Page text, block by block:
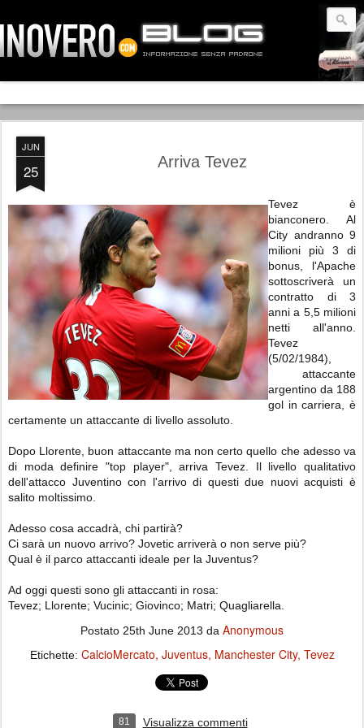
JUN
25 Arriva Tevez
Tevez è
bianconero. Al
City andranno 9
milioni più 3 di
bonus, l'Apache
sottoscriverà un
contratto di 3
anni a 5,5 milioni
netti all'anno.
Tevez
(5/02/1984),
attaccante
argentino da 188
gol in carriera, è
certamente un attaccante di livello assoluto.
Dopo Llorente, buon attaccante ma non certo quello che adesso va
di moda definire "top player", arriva Tevez. Il livello qualitativo
dell'attacco Juventino con l'arrivo di questi due nuovi acquisti è
salito moltissimo.
Adesso cosa accadrà, chi partirà?
Ci sarà un nuovo arrivo? Jovetic arriverà o non serve più?
Qual è il parco attaccanti ideale per la Juventus?
Ad oggi questi sono gli attaccanti in rosa:
Tevez; Llorente; Vucinic; Giovinco; Matri; Quagliarella.
Postato 25th June 2013 da Anonymous
Etichette: CalcioMercato Juventus Manchester City Tevez
81 Visualizza commenti